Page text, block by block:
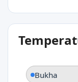
Bukha